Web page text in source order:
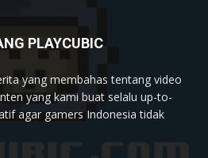
PLAYCUBIC
yang membahas tentang video
yang kami buat selalu up-to-
agar gamers Indonesia tidak